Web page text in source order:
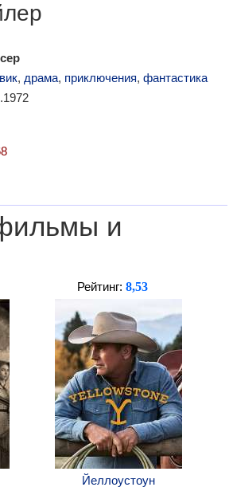
, драма, приключения, фантастика
и
Рейтинг: 8,53
Йеллоустоун